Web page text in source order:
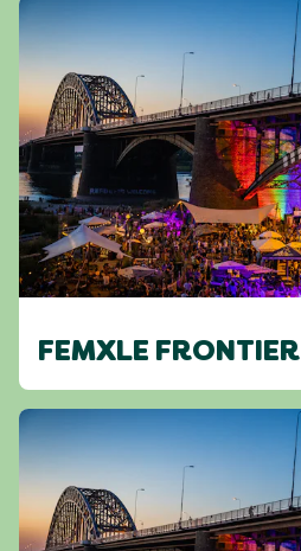
FEMXLE FRONTIER